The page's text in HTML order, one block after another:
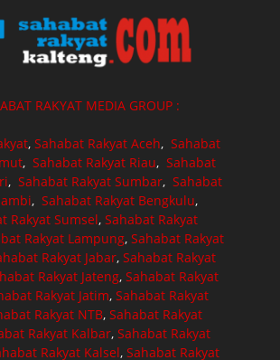
RAKYAT MEDIA GROUP :
, Sahabat Rakyat Aceh, Sahabat
, Sahabat Rakyat Riau, Sahabat
,Sahabat Rakyat Sumbar,Sahabat
, Sahabat Rakyat Bengkulu,
Rakyat Sumsel, Sahabat Rakyat
Rakyat Lampung,Sahabat Rakyat
Rakyat Jabar,Sahabat Rakyat
Rakyat Jateng, Sahabat Rakyat
Rakyat Jatim, Sahabat Rakyat
Rakyat NTB,Sahabat Rakyat
Rakyat Kalbar,Sahabat Rakyat
Rakyat Kalsel,Sahabat Rakyat